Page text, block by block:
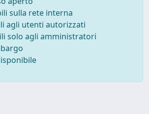
sulla rete interna
agli utenti autorizzati
solo agli amministratori